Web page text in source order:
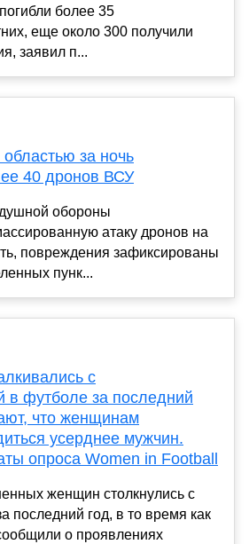
более 35
еще около 300 получили
заявил п...
за ночь
40 дронов ВСУ
обороны
атаку дронов на
повреждения зафиксированы
пунк...
с
в футболе за последний
что женщинам
усерднее мужчин.
опроса Women in Football
женщин столкнулись с
последний год, в то время как
о проявлениях